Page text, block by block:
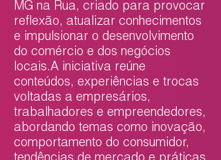
MG na Rua, criado para provocar
reflexão, atualizar conhecimentos
e impulsionar o desenvolvimento
do comércio e dos negócios
locais.A iniciativa reúne
conteúdos, experiências e trocas
voltadas a empresários,
trabalhadores e empreendedores,
abordando temas como inovação,
comportamento do consumidor,
tendências de mercado e práticas